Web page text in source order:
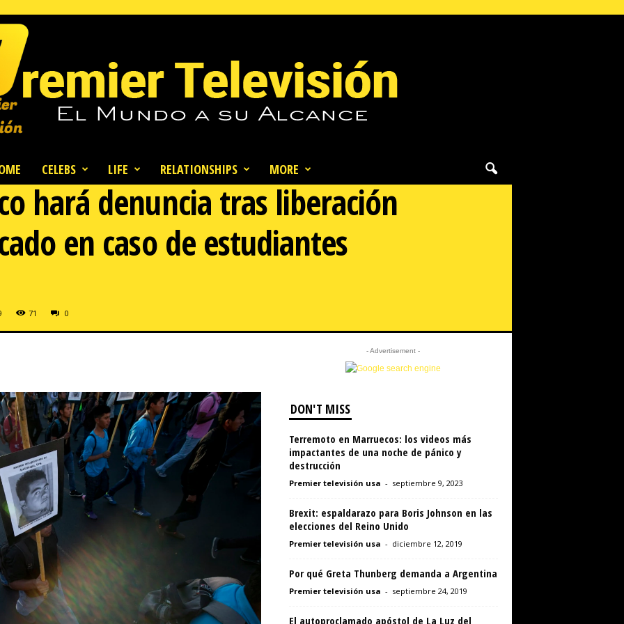
CELEBS LIFE RELATIONSHIPS MORE
hará denuncia tras liberación
en caso de estudiantes
71 0
- Advertisement -
DON'T MISS
Terremoto en Marruecos: los videos más
impactantes de una noche de pánico y
destrucción
Premier televisión usa - septiembre 9, 2023
Brexit: espaldarazo para Boris Johnson en las
elecciones del Reino Unido
Premier televisión usa - diciembre 12, 2019
Por qué Greta Thunberg demanda a Argentina
Premier televisión usa - septiembre 24, 2019
El autoproclamado apóstol de La Luz del